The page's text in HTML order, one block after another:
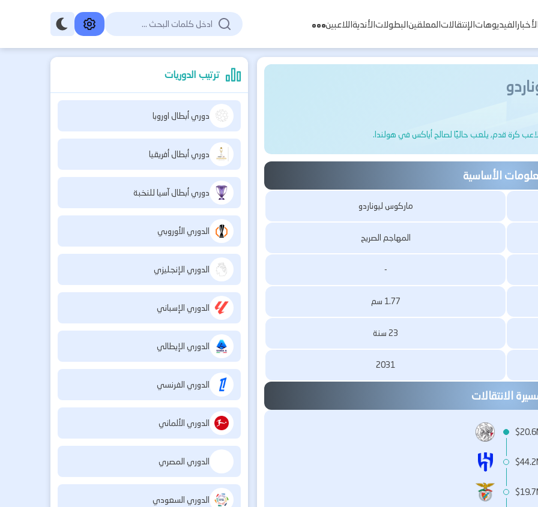
الفيديوهاتالإنتقالاتالمعلقينالبطولاتالأنديةاللاعبين
الأساسية
ماركوس ليوناردو
المهاجم الصريح
-
1.77 سم
23 سنة
2031
الانتقالات
ترتيب الدوريات
دوري أبطال اوروبا
دوري أبطال أفريقيا
دوري أبطال آسيا للنخبة
الدوري الأوروبي
الدوري الإنجليزي
الدوري الإسباني
الدوري الإيطالي
الدوري الفرنسي
الدوري الألماني
الدوري المصري
الدوري السعودي